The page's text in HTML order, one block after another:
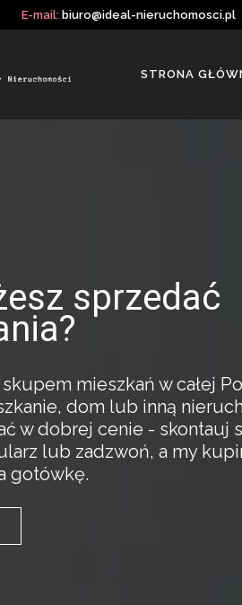
E-mail: biuro@ideal-nieruchomosci.pl
STRONA
sprzedać
mieszkań w całej
dom lub inną
w dobrej cenie - skontauj
lub zadzwoń, a my
gotówkę.